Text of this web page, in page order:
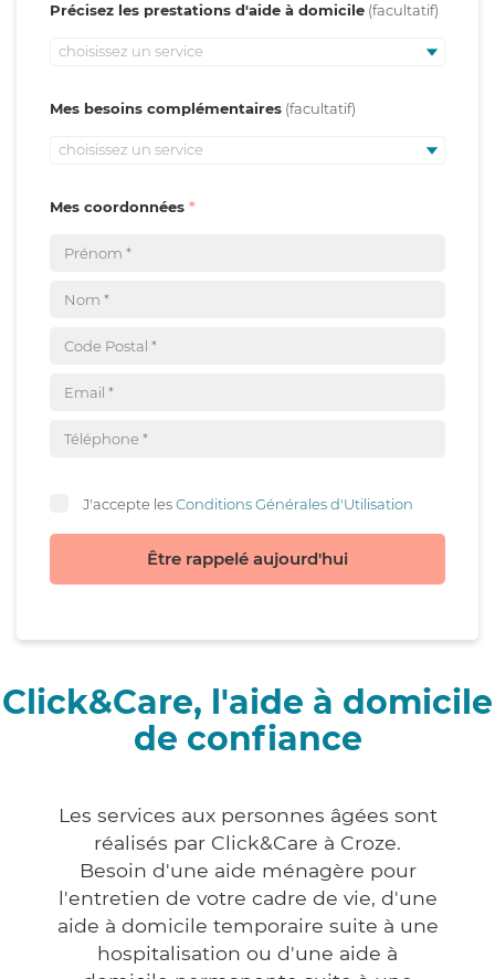
Précisez les prestations d'aide à domicile
choisissez un service
Mes besoins complémentaires
choisissez un service
Mes coordonnées
J'accepte lesConditions Générales d'Utilisation
Être rappelé aujourd'hui
Click&Care, l'aide à domicile
de confiance
Les services aux personnes âgées sont
réalisés par Click&Care à Croze.
Besoin d'une aide ménagère pour
l'entretien de votre cadre de vie, d'une
aide à domicile temporaire suite à une
hospitalisation ou d'une aide à